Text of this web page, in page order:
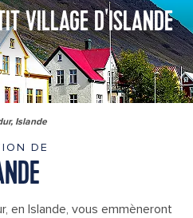
VILLAGE D'ISLANDE
Islande
DE
en Islande, vous emmèneront